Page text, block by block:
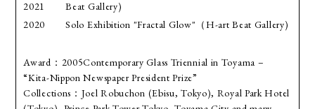
2021
Beat Gallery)
2020
Solo Exhibition "Fractal Glow"（H-art Beat Gallery)
Award：2005Contemporary Glass Triennial in Toyama –
“Kita-Nippon Newspaper President Prize”
Collections：Joel Robuchon (Ebisu, Tokyo), Royal Park Hotel